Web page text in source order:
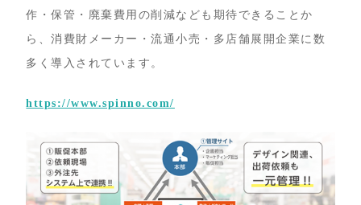
作・保管・廃棄費用の削減なども期待できることか
ら、消費財メーカー・流通小売・多店舗展開企業に数
多く導入されています。
https://www.spinno.com/